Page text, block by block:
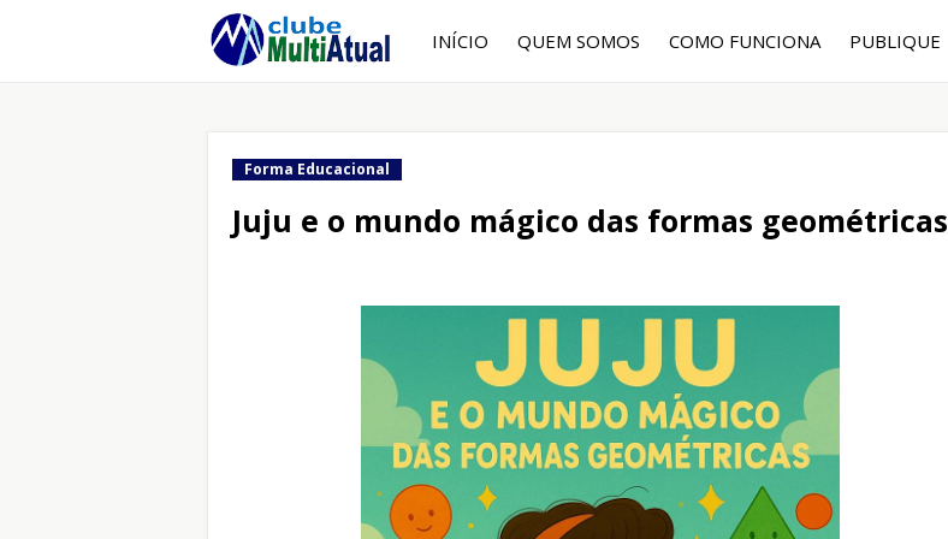
INÍCIO QUEM SOMOS COMO FUNCIONA PUBLIQUE
Forma Educacional
Juju e o mundo mágico das formas geométricas